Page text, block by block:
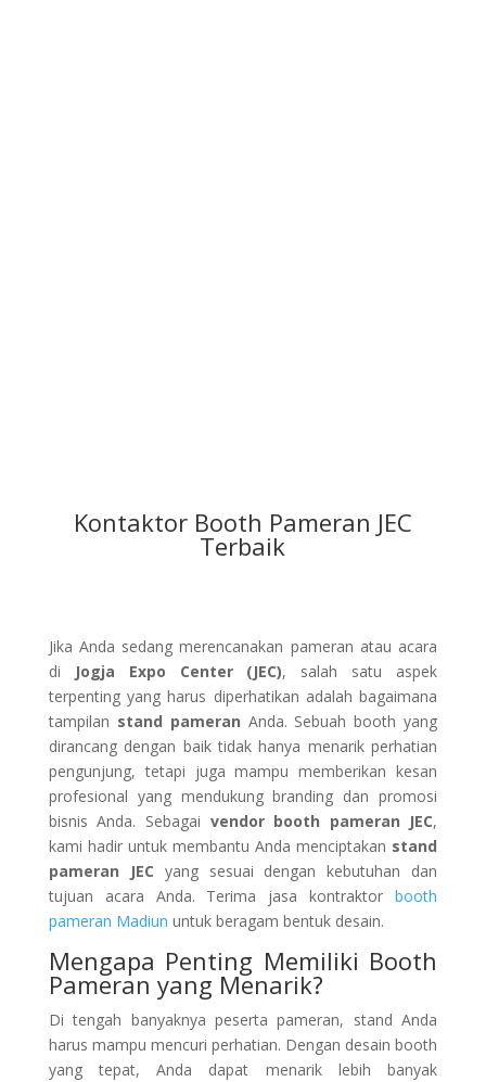
Kontaktor Booth Pameran JEC
Terbaik
Jika Anda sedang merencanakan pameran atau acara
di
Jogja Expo Center (JEC), salah satu aspek
terpenting yang harus diperhatikan adalah bagaimana
tampilan stand pameran Anda. Sebuah booth yang
dirancang dengan baik tidak hanya menarik perhatian
pengunjung, tetapi juga mampu memberikan kesan
profesional yang mendukung branding dan promosi
bisnis Anda. Sebagai vendor booth pameran JEC,
kami hadir untuk membantu Anda menciptakan stand
pameran JEC yang sesuai dengan kebutuhan dan
tujuan acara Anda. Terima jasa kontraktorbooth
pameran Madiun untuk beragam bentuk desain.
Mengapa Penting Memiliki Booth
Pameran yang Menarik?
Di tengah banyaknya peserta pameran, stand Anda
harus mampu mencuri perhatian. Dengan desain booth
yang tepat, Anda dapat menarik lebih banyak